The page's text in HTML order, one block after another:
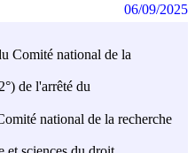
Comité national de la
de l'arrêté du
national de la recherche
06/09/2025